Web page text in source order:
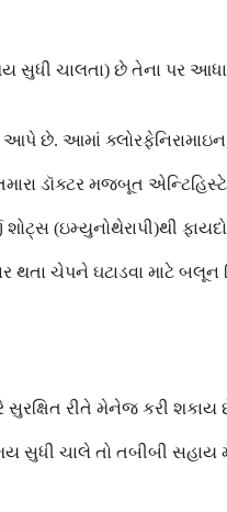
સુધી ચાલતા) છે તેના
છે. આમાં
ડૉક્ટર મજબૂત
(ઇમ્યુનોથેરાપી)થી
થતા ચેપને ઘટાડવા માટે
સુરક્ષિત રીતે મેનેજ કરી
સુધી ચાલે તો તબીબી સહાય